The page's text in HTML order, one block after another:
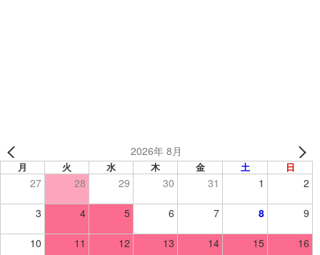
2026年 8月
月 火 水 木 金 土 日
27 28 29 30 31 1 2
3 4 5 6 7 8 9
10 11 12 13 14 15 16